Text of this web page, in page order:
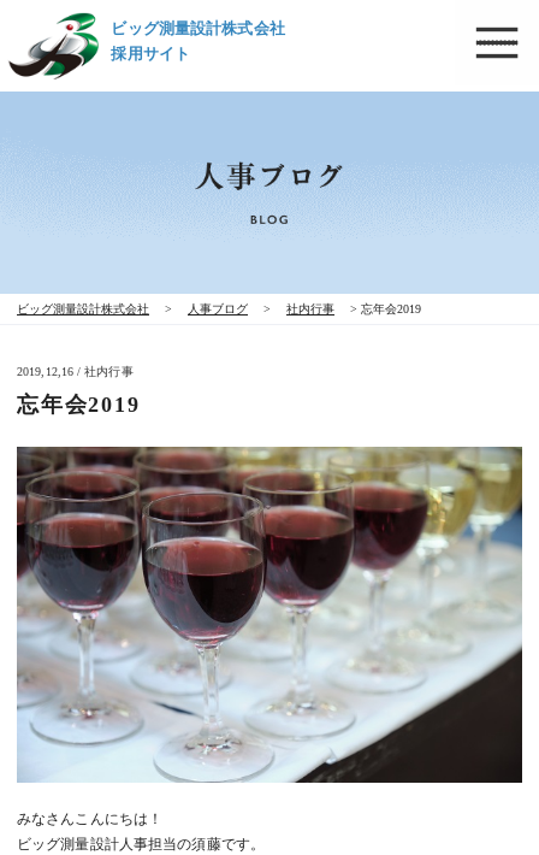
ビッグ測量設計株式会社
採用サイト
ビッグ測量設計株式会社 > 人事ブログ > 社内行事 > 忘年会2019
2019,12,16 / 社内行事
忘年会2019
みなさんこんにちは！
ビッグ測量設計人事担当の須藤です。